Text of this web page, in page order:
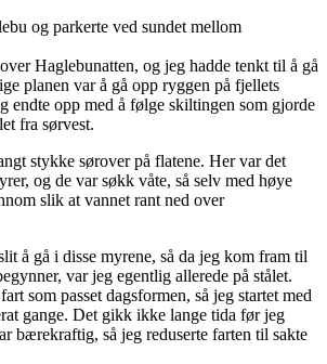
og parkerte ved sundet mellom
Haglebunatten, og jeg hadde tenkt til å gå
planen var å gå opp ryggen på fjellets
endte opp med å følge skiltingen som gjorde
fra sørvest.
stykke sørover på flatene. Her var det
og de var søkk våte, så selv med høye
slik at vannet rant ned over
å gå i disse myrene, så da jeg kom fram til
var jeg egentlig allerede på stålet.
som passet dagsformen, så jeg startet med
gange. Det gikk ikke lange tida før jeg
bærekraftig, så jeg reduserte farten til sakte